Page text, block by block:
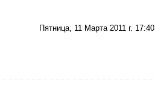
Пятница, 11 Марта 2011 г. 17:40